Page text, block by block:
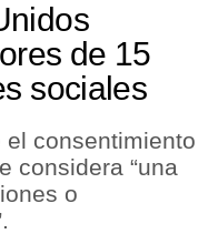
de 15
sociales
consentimiento
considera “una
o